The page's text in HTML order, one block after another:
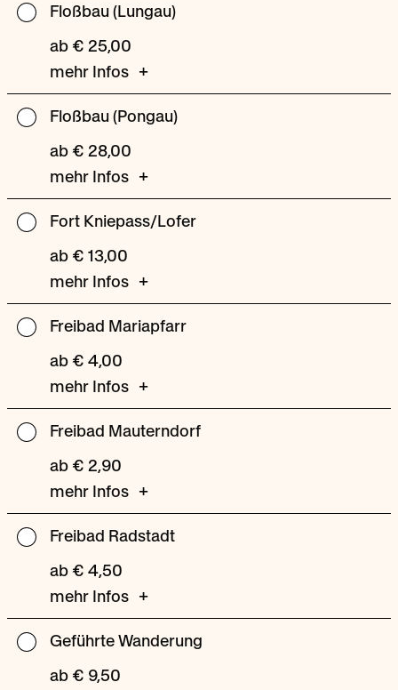
Floßbau
(Lungau)
Floßbau (Lungau)
ab € 25,00
mehr Infos
Floßbau
(Pongau)
Floßbau (Pongau)
ab € 28,00
mehr Infos
Fort
Kniepass/Lofer
Fort Kniepass/Lofer
ab € 13,00
mehr Infos
Freibad
Mariapfarr
Freibad Mariapfarr
ab € 4,00
mehr Infos
Freibad
Mauterndorf
Freibad Mauterndorf
ab € 2,90
mehr Infos
Freibad
Radstadt
Freibad Radstadt
ab € 4,50
mehr Infos
Geführte
Wanderung
Geführte Wanderung
ab € 9,50